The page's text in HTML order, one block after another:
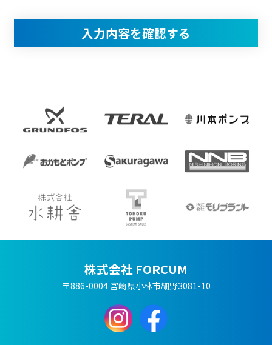
株式会社 FORCUM
〒886-0004 宮崎県小林市細野3081-10